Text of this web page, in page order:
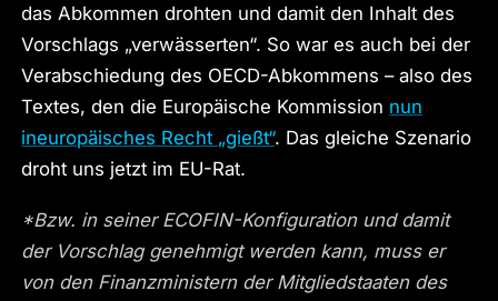
das Abkommen drohten und damit den Inhalt des
Vorschlags „verwässerten“. So war es auch bei der
Verabschiedung des OECD-Abkommens – also des
Textes, den die Europäische Kommission nun
ineuropäisches Recht „gießt“. Das gleiche Szenario
droht uns jetzt im EU-Rat.
*Bzw. in seiner ECOFIN-Konfiguration und damit
der Vorschlag genehmigt werden kann, muss er
von den Finanzministern der Mitgliedstaaten des